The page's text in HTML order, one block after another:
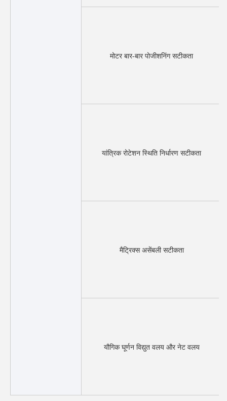
मोटर बार-बार पोजीशनिंग सटीकता
यांत्रिक रोटेशन स्थिति निर्धारण सटीकता
मैट्रिक्स असेंबली सटीकता
यौगिक घूर्णन विद्युत वलय और नेट वलय